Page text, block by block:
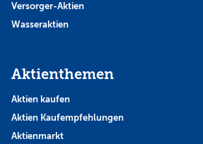
Versorger-Aktien
Wasseraktien
Aktienthemen
Aktien kaufen
Aktien Kaufempfehlungen
Aktienmarkt